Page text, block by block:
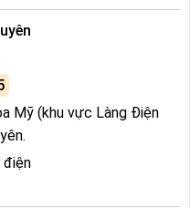
Mỹ (khu vực Làng Điện
điện